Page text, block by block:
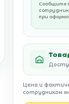
Сообщите
при
Цена и
сотрудником